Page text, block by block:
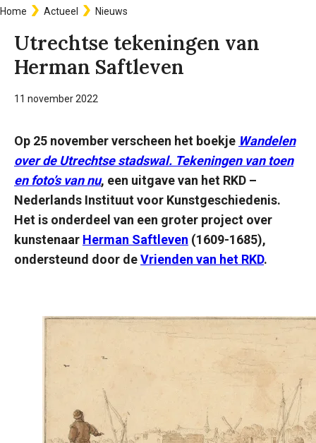
Kruimelpad
Home Actueel Nieuws
Utrechtse tekeningen van
Herman Saftleven
11 november 2022
Op 25 november verscheen het boekje Wandelen
over de Utrechtse stadswal. Tekeningen van toen
en foto’s van nu, een uitgave van het RKD –
Nederlands Instituut voor Kunstgeschiedenis.
Het is onderdeel van een groter project over
kunstenaar Herman Saftleven (1609-1685),
ondersteund door deVrienden van het RKD.